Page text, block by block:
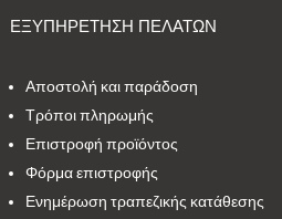
ΕΞΥΠΗΡΕΤΗΣΗ ΠΕΛΑΤΩΝ
Αποστολή και παράδοση
Τρόποι πληρωμής
Επιστροφή προϊόντος
Φόρμα επιστροφής
Ενημέρωση τραπεζικής κατάθεσης